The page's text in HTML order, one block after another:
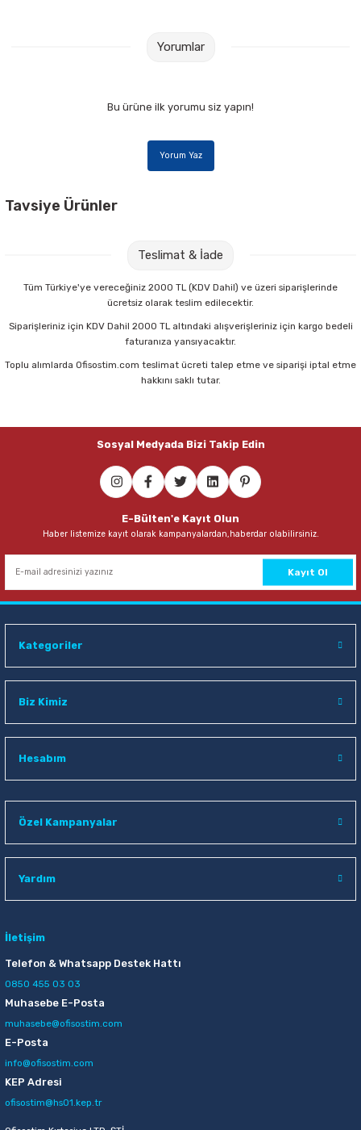
Yorumlar
Bu ürüne ilk yorumu siz yapın!
Yorum Yaz
Tavsiye Ürünler
15,00 TL 13,00 TL
Brons BR-958 Doldurulabilir Kırmızı Tahta Kalemi
Sepete Ekle
Teslimat & İade
Tüm Türkiye'ye vereceğiniz 2000 TL (KDV Dahil) ve üzeri siparişlerinde
ücretsiz olarak teslim edilecektir.
Siparişleriniz için KDV Dahil 2000 TL altındaki alışverişleriniz için kargo bedeli
faturanıza yansıyacaktır.
Toplu alımlarda Ofisostim.com teslimat ücreti talep etme ve siparişi iptal etme
hakkını saklı tutar.
Sosyal Medyada Bizi Takip Edin
E-Bülten'e Kayıt Olun
Haber listemize kayıt olarak kampanyalardan,haberdar olabilirsiniz.
Kayıt Ol
Kategoriler
Biz Kimiz
Hesabım
Özel Kampanyalar
Yardım
İletişim
Telefon & Whatsapp Destek Hattı
0850 455 03 03
Muhasebe E-Posta
muhasebe@ofisostim.com
E-Posta
info@ofisostim.com
KEP Adresi
ofisostim@hs01.kep.tr